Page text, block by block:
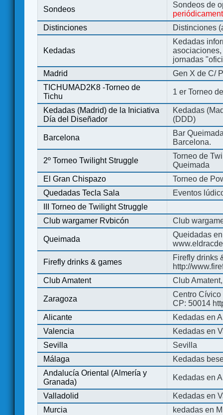
Sondeos
Sondeos de
Distinciones
Distinciones
Kedadas
Kedadas
jornadas
Madrid
Gen X de C/
TICHUMAD2K8 -Torneo de
Tichu
1 er Torneo
Kedadas (Madrid) de la Iniciativa
Día del Diseñador
Kedadas
(DDD)
Barcelona
Bar
Barcelona.
2º Torneo Twilight Struggle
Torneo de
Queimada
El Gran Chispazo
Torneo de
Quedadas Tecla Sala
Eventos
III Torneo de Twilight Struggle
Club wargamer Rvbicón
Club
Queimada
Queidadas
Firefly drinks & games
Firefly drinks
http://
Club Amatent
Club
Zaragoza
Centro Cívico
CP: 50014
Alicante
Kedadas en
Valencia
Kedadas en
Sevilla
Sevilla
Málaga
Kedadas
Andalucía Oriental (Almería y
Granada)
Kedadas en
Valladolid
Kedadas en
Murcia
kedadas en